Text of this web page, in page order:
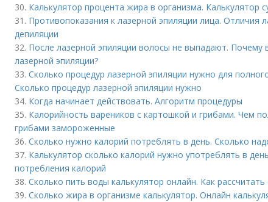
30. Калькулятор процента жира в организма. Калькулятор
31. Противопоказания к лазерной эпиляции лица. Отличия
депиляции
32. После лазерной эпиляции волосы не выпадают. Почему
лазерной эпиляции?
33. Сколько процедур лазерной эпиляции нужно для
Сколько процедур лазерной эпиляции нужно
34. Когда начинает действовать. Алгоритм процедуры
35. Калорийность вареников с картошкой и грибами. Чем
грибами замороженные
36. Сколько нужно калорий потреблять в день. Сколько
37. Калькулятор сколько калорий нужно употреблять в
потребления калорий
38. Сколько пить воды калькулятор онлайн. Как
39. Сколько жира в организме калькулятор. Онлайн